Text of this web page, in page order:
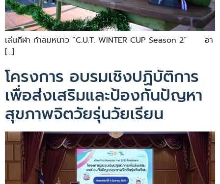
เล่นกีฬา ท้าลมหนาว “C.U.T. WINTER CUP Season 2” อา
[…]
โครงการ อบรมเชิงปฏิบัติการ
เพื่อส่งเสริมและป้องกันปัญหา
สุขภาพจิตวัยรุ่นวัยเรียน